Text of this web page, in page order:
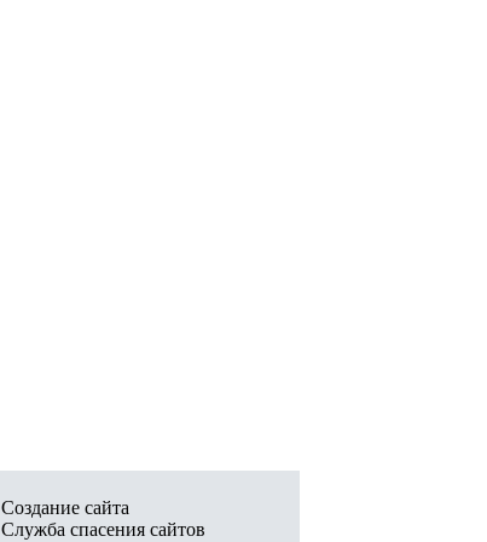
Создание сайта
Служба спасения сайтов